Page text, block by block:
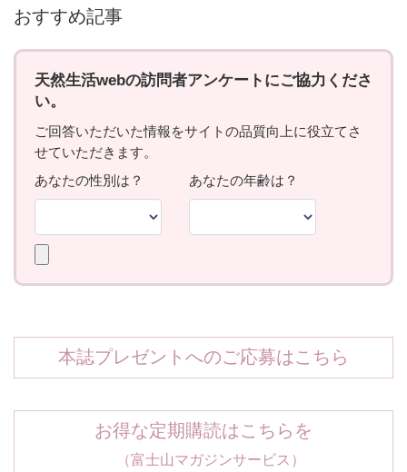
おすすめ記事
本誌プレゼントへのご応募はこちら
お得な定期購読はこちらを
（富士山マガジンサービス）